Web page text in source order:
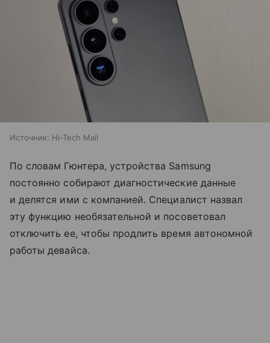
Источник: Hi-Tech Mail
По словам Гюнтера, устройства Samsung
постоянно собирают диагностические данные
и делятся ими с компанией. Специалист назвал
эту функцию необязательной и посоветовал
отключить ее, чтобы продлить время автономной
работы девайса.